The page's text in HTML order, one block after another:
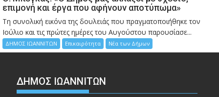
επιμονή και έργα που αφήνουν αποτύπωμα»
Τη συνολική εικόνα της δουλειάς που πραγματοποιήθηκε τον
Ιούλιο και τις πρώτες ημέρες του Αυγούστου παρουσίασε...
ΔΗΜΟΣ ΙΩΑΝΝΙΤΩΝ Επικαιρότητα Νέα των Δήμων
ΔΗΜΟΣ ΙΩΑΝΝΙΤΩΝ